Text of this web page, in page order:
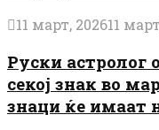
11 март, 202611
Руски астролог
секој знак во
знаци ќе имаат